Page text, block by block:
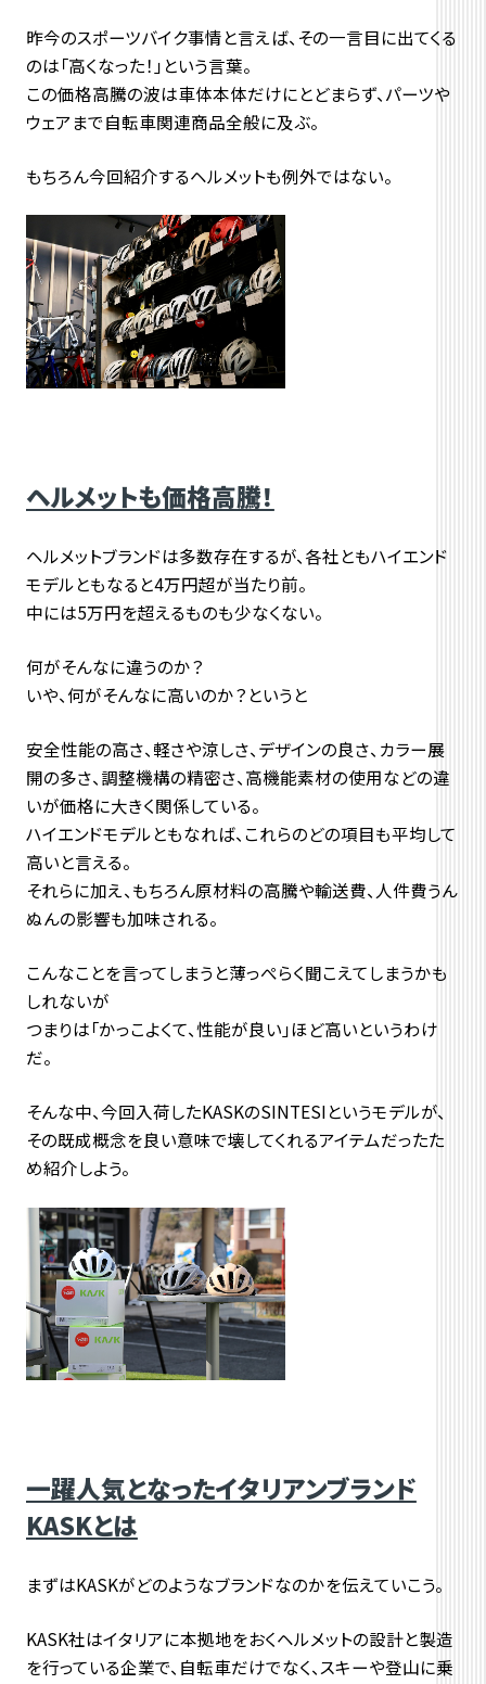
昨今のスポーツバイク事情と言えば、その一言目に出てくる
のは「高くなった！」という言葉。
この価格高騰の波は車体本体だけにとどまらず、パーツや
ウェアまで自転車関連商品全般に及ぶ。
もちろん今回紹介するヘルメットも例外ではない。
ヘルメットも価格高騰！
ヘルメットブランドは多数存在するが、各社ともハイエンド
モデルともなると4万円超が当たり前。
中には5万円を超えるものも少なくない。
何がそんなに違うのか？
いや、何がそんなに高いのか？というと
安全性能の高さ、軽さや涼しさ、デザインの良さ、カラー展
開の多さ、調整機構の精密さ、高機能素材の使用などの違
いが価格に大きく関係している。
ハイエンドモデルともなれば、これらのどの項目も平均して
高いと言える。
それらに加え、もちろん原材料の高騰や輸送費、人件費うん
ぬんの影響も加味される。
こんなことを言ってしまうと薄っぺらく聞こえてしまうかも
しれないが
つまりは「かっこよくて、性能が良い」ほど高いというわけ
だ。
そんな中、今回入荷したKASKのSINTESIというモデルが、
その既成概念を良い意味で壊してくれるアイテムだったた
め紹介しよう。
一躍人気となったイタリアンブランド
KASKとは
まずはKASKがどのようなブランドなのかを伝えていこう。
KASK社はイタリアに本拠地をおくヘルメットの設計と製造
を行っている企業で、自転車だけでなく、スキーや登山に乗